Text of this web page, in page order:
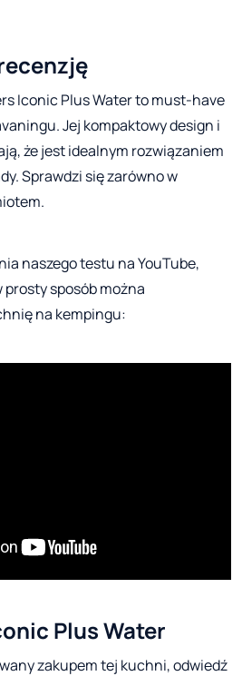
Iconic Plus Water to must-have
Jej kompaktowy design i
że jest idealnym rozwiązaniem
Sprawdzi się zarówno w
naszego testu na YouTube,
prosty sposób można
na kempingu:
Plus Water
zakupem tej kuchni, odwiedź